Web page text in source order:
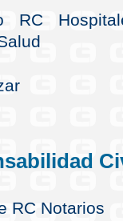
RC
RC Notarios